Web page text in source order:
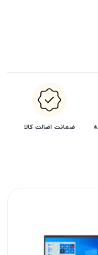
ضمانت اضالت کالا